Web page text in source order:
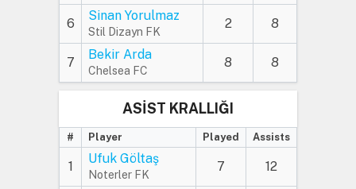
6
Sinan Yorulmaz
Stil Dizayn FK
2 8
7
Bekir Arda
Chelsea FC
8 8
ASİST KRALLIĞI
# Player Played Assists
1
Ufuk Göltaş
Noterler FK
7 12